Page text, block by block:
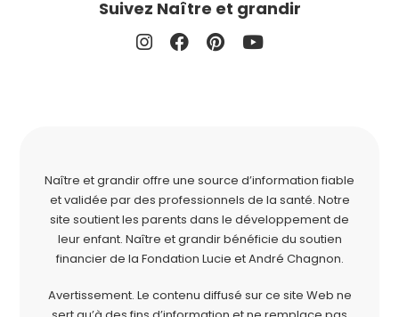
Suivez Naître et grandir
Naître et grandir offre une source d’information fiable
et validée par des professionnels de la santé. Notre
site soutient les parents dans le développement de
leur enfant. Naître et grandir bénéficie du soutien
financier de la Fondation Lucie et André Chagnon.
Avertissement. Le contenu diffusé sur ce site Web ne